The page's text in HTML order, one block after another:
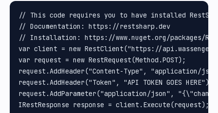
// This code requires you to have installed
// Documentation: https://restsharp.dev
// Installation: https://www.nuget.org/packages/
var client = new RestClient("https://
var request = new RestRequest(Method.POST);
request.AddHeader("Content-Type", "application/
request.AddHeader("Token", "API TOKEN GOES HERE");
request.AddParameter("application/json",